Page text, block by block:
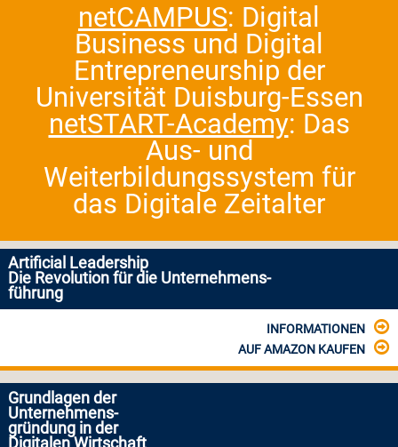
netCAMPUS: Digital
Business und Digital
Entrepreneurship der
Universität Duisburg-Essen
netSTART-Academy: Das
Aus- und
Weiterbildungssystem für
das Digitale Zeitalter
Artificial Leadership
Die Revolution für die Unternehmens-
führung
INFORMATIONEN
AUF AMAZON KAUFEN
Grundlagen der
Unternehmens-
gründung in der
Digitalen Wirtschaft